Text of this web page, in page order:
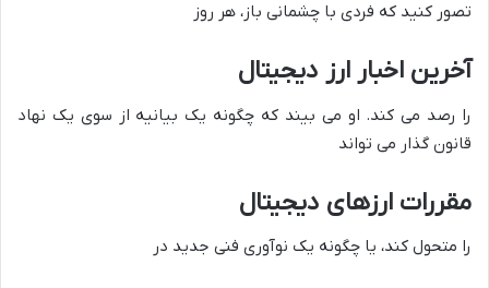
تصور کنید که فردی با چشمانی باز، هر روز
آخرین اخبار ارز دیجیتال
را رصد می کند. او می بیند که چگونه یک بیانیه از سوی یک نهاد
قانون گذار می تواند
مقررات ارزهای دیجیتال
را متحول کند، یا چگونه یک نوآوری فنی جدید در